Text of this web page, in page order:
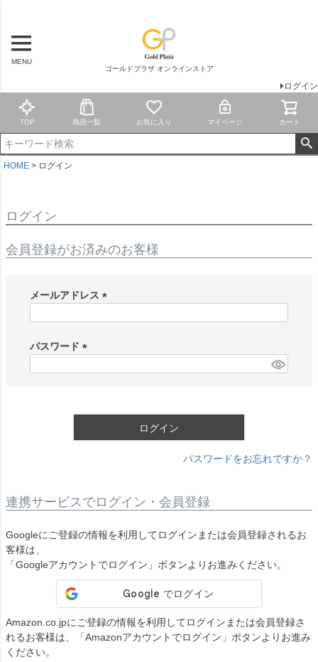
MENU
ゴールドプラザ オンラインストア
ログイン
TOP 商品一覧 お気に入り マイページ カート
HOME ログイン
ログイン
会員登録がお済みのお客様
メールアドレス
)
パスワード
ログイン
パスワードをお忘れですか？
連携サービスでログイン・会員登録
Googleにご登録の情報を利用してログインまたは会員登録されるお
客様は、
「Googleアカウントでログイン」ボタンよりお進みください。
Amazon.co.jpにご登録の情報を利用してログインまたは会員登録さ
れるお客様は、「Amazonアカウントでログイン」ボタンよりお進み
ください。